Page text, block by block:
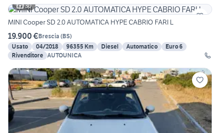
30
MINI Cooper SD 2.0 AUTOMATICA HYPE CABRIO FARI L
19.900 €Brescia (BS)
Usato
04/2018 96355 Km Diesel Automatico
Euro 6
Rivenditore AUTOUNICA